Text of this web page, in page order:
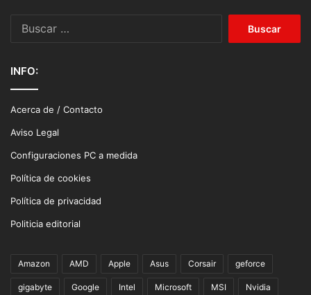
INFO:
Acerca de / Contacto
Aviso Legal
Configuraciones PC a medida
Política de cookies
Política de privacidad
Politicia editorial
Amazon AMD Apple Asus Corsair geforce
gigabyte Google Intel Microsoft MSI Nvidia